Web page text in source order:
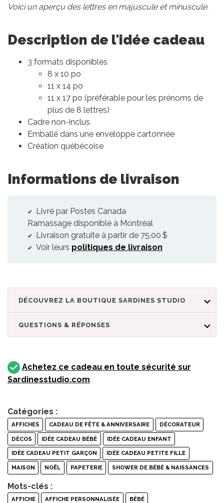
Voici un aperçu des lettres en majuscule et minuscule.
Description de l'idée cadeau
3 formats disponibles
8 x 10 po
11 x 14 po
11 x 17 po (préférable pour les prénoms de
plus de 8 lettres)
Cadre non-inclus
Emballé dans une enveloppe cartonnée
Création québécoise
Informations de livraison
Livré par Postes Canada
Ramassage disponible à Montréal
Livraison gratuite à partir de 75,00 $
Voir leurs politiques de livraison
DÉCOUVREZ LA BOUTIQUE SARDINES STUDIO
QUESTIONS & RÉPONSES
Achetez ce cadeau en toute sécurité sur
Sardinesstudio.com
Catégories :
AFFICHES CADEAU DE FÊTE & ANNIVERSAIRE DÉCORATEUR
DÉCOS IDÉE CADEAU BÉBÉ IDÉE CADEAU ENFANT
IDÉE CADEAU PETIT GARÇON IDÉE CADEAU PETITE FILLE
MAISON NOËL PAPETERIE SHOWER DE BÉBÉ & NAISSANCES
Mots-clés :
AFFICHE AFFICHE PERSONNALISÉE BÉBÉ